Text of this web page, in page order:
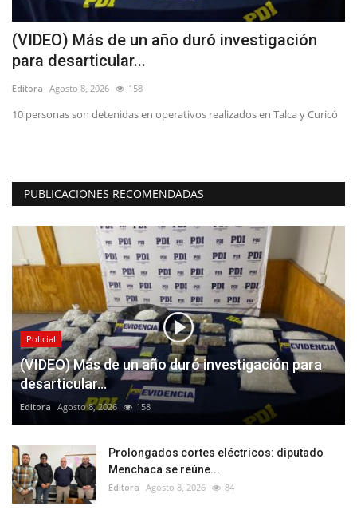
(VIDEO) Más de un año duró investigación
para desarticular...
Editora Agosto 8, 2026 158
10 personas son detenidas en operativos realizados en Talca y Curicó
PUBLICACIONES RECOMENDADAS
Policial
(VIDEO) Más de un año duró investigación para
desarticular...
Editora Agosto 8, 2026 158
Prolongados cortes eléctricos: diputado
Menchaca se reúne...
Editora Agosto 8, 2026 84